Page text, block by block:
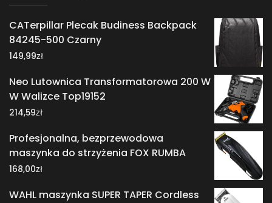
CATerpillar Plecak Budiness Backpack
84245-500 Czarny
149,99zł
Neo Lutownica Transformatorowa 200 W
W Walizce Top19152
214,59zł
Profesjonalna, bezprzewodowa
maszynka do strzyżenia FOX RUMBA
168,00zł
WAHL maszynka SUPER TAPER Cordless